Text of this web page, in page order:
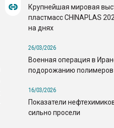
Крупнейшая мировая
пластмасс CHINAPLAS
на днях
26/03/2026
Военная операция в
подорожанию
16/03/2026
Показатели
сильно просели